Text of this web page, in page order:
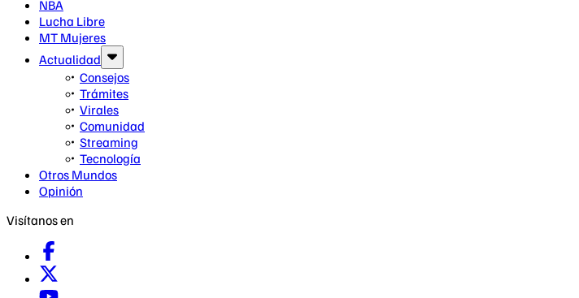
NBA
Lucha Libre
MT Mujeres
Actualidad
Consejos
Trámites
Virales
Comunidad
Streaming
Tecnología
Otros Mundos
Opinión
Visítanos en